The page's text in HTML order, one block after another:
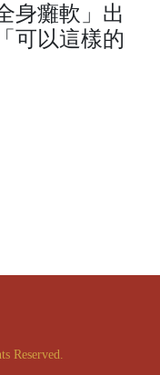
身癱軟」出
可以這樣的
Reserved.